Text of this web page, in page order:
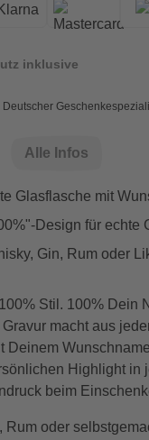
inklusive
Deutscher
Alle Infos
Glasflasche mit
Design für echte
Gin, Rum oder
Stil. 100% Dein
macht aus
Deinem
Highlight in
beim
Rum oder